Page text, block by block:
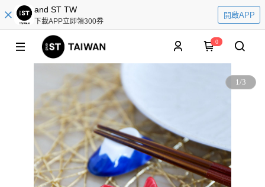
and ST TW
下載APP立即領300券
開啟APP
0
1/3